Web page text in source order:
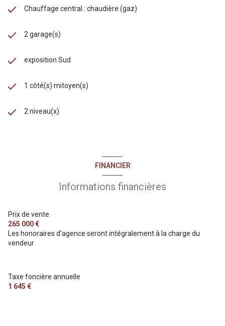
Chauffage central : chaudière (gaz)
2 garage(s)
exposition Sud
1 côté(s) mitoyen(s)
2 niveau(x)
FINANCIER
Informations financières
Prix de vente
265 000 €
Les honoraires d'agence seront intégralement à la charge du
vendeur
Taxe foncière annuelle
1 645 €